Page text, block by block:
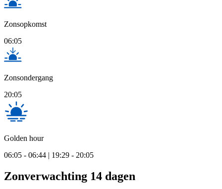
Zonsopkomst
06:05
Zonsondergang
20:05
Golden hour
06:05 - 06:44 | 19:29 - 20:05
Zonverwachting 14 dagen